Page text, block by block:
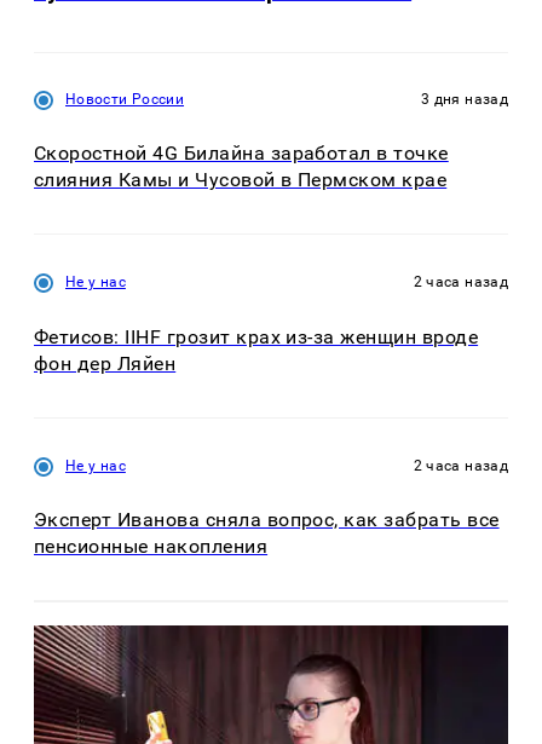
Новости России 3 дня назад
Скоростной 4G Билайна заработал в точке
слияния Камы и Чусовой в Пермском крае
Не у нас 2 часа назад
Фетисов: IIHF грозит крах из-за женщин вроде
фон дер Ляйен
Не у нас 2 часа назад
Эксперт Иванова сняла вопрос, как забрать все
пенсионные накопления